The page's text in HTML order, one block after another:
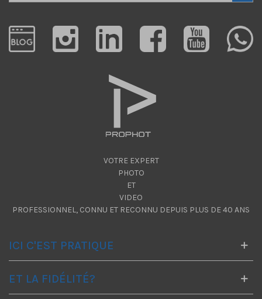
VOTRE EXPERT
PHOTO
ET
VIDEO
PROFESSIONNEL, CONNU ET RECONNU DEPUIS PLUS DE 40 ANS
ICI C'EST PRATIQUE
ET LA FIDÉLITÉ?